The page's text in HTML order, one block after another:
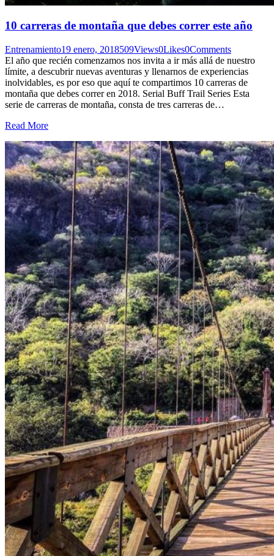
10 carreras de montaña que debes correr este año
Entrenamiento19 enero, 2018509Views0Likes0Comments
El año que recién comenzamos nos invita a ir más allá de nuestro
límite, a descubrir nuevas aventuras y llenarnos de experiencias
inolvidables, es por eso que aquí te compartimos 10 carreras de
montaña que debes correr en 2018. Serial Buff Trail Series Esta
serie de carreras de montaña, consta de tres carreras de…
Read More